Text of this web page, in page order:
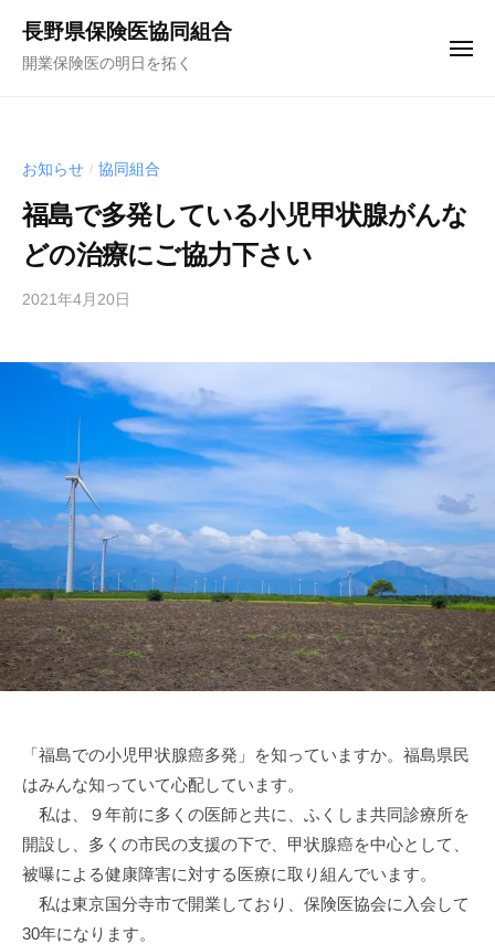
長野県保険医協同組合
開業保険医の明日を拓く
メ
お知らせ / 協同組合
福島で多発している小児甲状腺がんな
どの治療にご協力下さい
2021年4月20日
瀬
将
史
「福島での小児甲状腺癌多発」を知っていますか。福島県民
はみんな知っていて心配しています。
私は、９年前に多くの医師と共に、ふくしま共同診療所を
開設し、多くの市民の支援の下で、甲状腺癌を中心として、
被曝による健康障害に対する医療に取り組んでいます。
私は東京国分寺市で開業しており、保険医協会に入会して
30年になります。